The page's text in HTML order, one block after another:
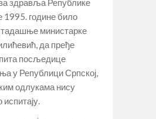
1995. године било
тадашње министарке
да пређе
посљедице
у Републици Српској,
одлукама нису